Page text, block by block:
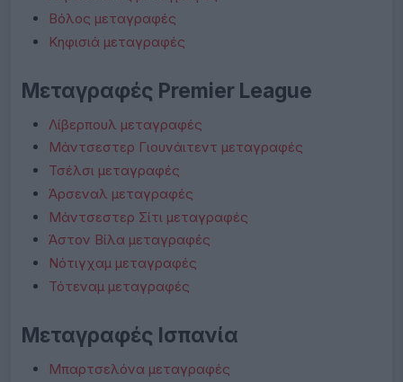
Βόλος μεταγραφές
Κηφισιά μεταγραφές
Μεταγραφές Premier League
Λίβερπουλ μεταγραφές
Μάντσεστερ Γιουνάιτεντ μεταγραφές
Τσέλσι μεταγραφές
Άρσεναλ μεταγραφές
Μάντσεστερ Σίτι μεταγραφές
Άστον Βίλα μεταγραφές
Νότιγχαμ μεταγραφές
Τότεναμ μεταγραφές
Μεταγραφές Ισπανία
Μπαρτσελόνα μεταγραφές